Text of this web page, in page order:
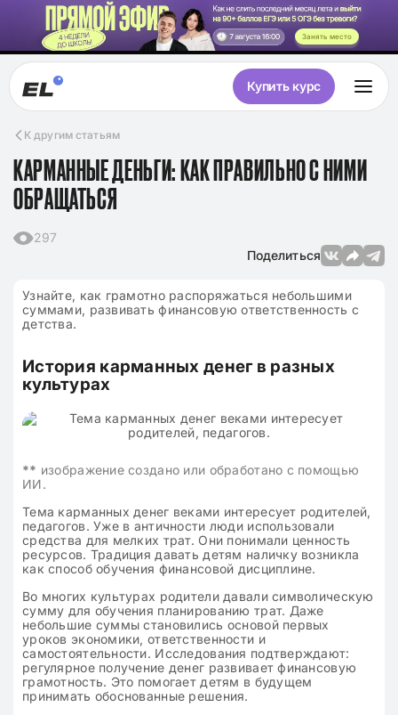
Занять место
Купить курс
К другим статьям
КАРМАННЫЕ ДЕНЬГИ: КАК ПРАВИЛЬНО С НИМИ
ОБРАЩАТЬСЯ
297
Поделиться
Узнайте, как грамотно распоряжаться небольшими
суммами, развивать финансовую ответственность с
детства.
История карманных денег в разных
культурах
** изображение создано или обработано с помощью
ИИ.
Тема карманных денег веками интересует родителей,
педагогов. Уже в античности люди использовали
средства для мелких трат. Они понимали ценность
ресурсов. Традиция давать детям наличку возникла
как способ обучения финансовой дисциплине.
Во многих культурах родители давали символическую
сумму для обучения планированию трат. Даже
небольшие суммы становились основой первых
уроков экономики, ответственности и
самостоятельности. Исследования подтверждают:
регулярное получение денег развивает финансовую
грамотность. Это помогает детям в будущем
принимать обоснованные решения.